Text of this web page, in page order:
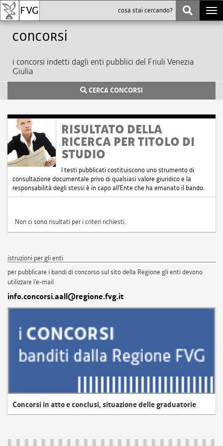
Concorsi
i concorsi indetti dagli enti pubblici del Friuli Venezia
Giulia
CERCA CONCORSI
RISULTATO DELLA
RICERCA PER TITOLO DI
STUDIO
I testi pubblicati costituiscono uno strumento di
consultazione documentale privo di qualsiasi valore giuridico e la
responsabilità degli stessi è in capo all'Ente che ha emanato il bando.
Non ci sono risultati per i criteri richiesti.
istruzioni per gli enti
per pubblicare i bandi di concorso sul sito della Regione gli enti devono
utilizzare l'e-mail
info.concorsi.aall@regione.fvg.it
Concorsi in atto e conclusi, situazione delle graduatorie